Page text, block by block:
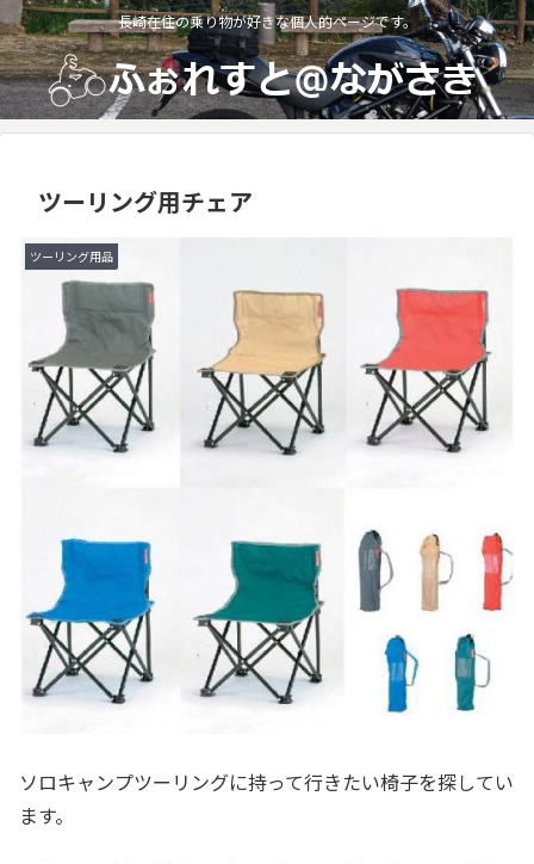
長崎在住の乗り物が好きな個人的ページです。
ツーリング用チェア
ツーリング用品
ソロキャンプツーリングに持って行きたい椅子を探してい
ます。